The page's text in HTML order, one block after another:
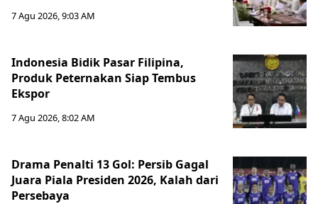
7 Agu 2026, 9:03 AM
Indonesia Bidik Pasar Filipina,
Produk Peternakan Siap Tembus
Ekspor
7 Agu 2026, 8:02 AM
Drama Penalti 13 Gol: Persib Gagal
Juara Piala Presiden 2026, Kalah dari
Persebaya